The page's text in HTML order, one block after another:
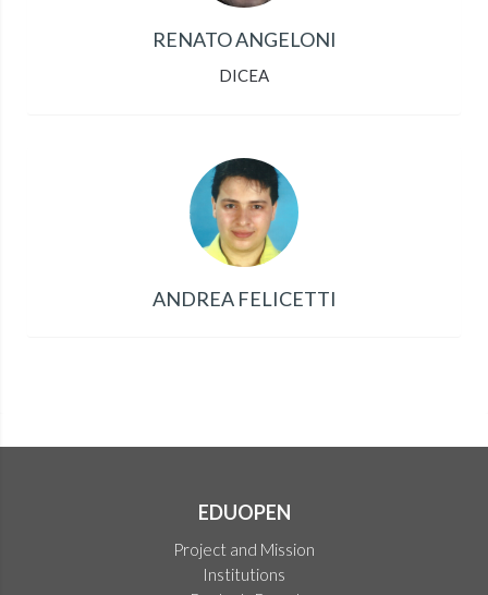
RENATO ANGELONI
DICEA
ANDREA FELICETTI
EDUOPEN
Project and Mission
Institutions